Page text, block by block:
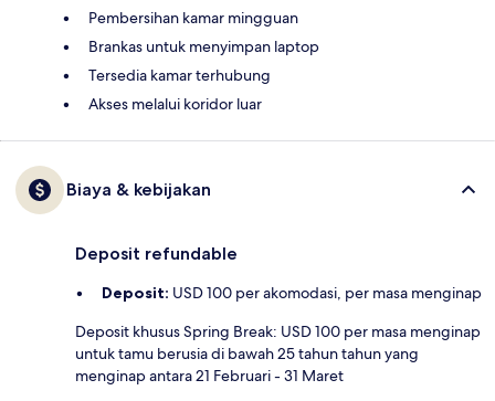
Pembersihan kamar mingguan
Brankas untuk menyimpan laptop
Tersedia kamar terhubung
Akses melalui koridor luar
Biaya & kebijakan
Deposit refundable
Deposit: USD 100 per akomodasi, per masa menginap
Deposit khusus Spring Break: USD 100 per masa menginap
untuk tamu berusia di bawah 25 tahun tahun yang
menginap antara 21 Februari - 31 Maret